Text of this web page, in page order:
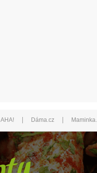
AHA! | Dáma.cz |